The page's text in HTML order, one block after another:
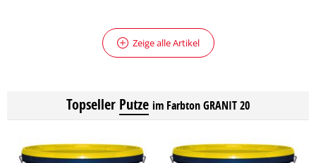
Zeige alle Artikel
Topseller Putze im Farbton GRANIT 20